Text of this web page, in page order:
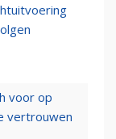
voor op
vertrouwen